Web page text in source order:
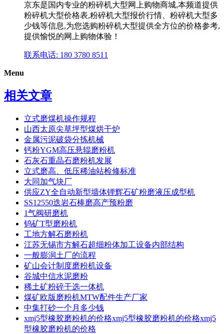
京东是国内专业的粉碎机大型网上购物商城,本频道提供
粉碎机大型价格表,粉碎机大型报价行情、粉碎机大型多
少钱等信息,为您选购粉碎机大型提供全方位的价格参考,
提供愉悦的网上购物体验！
联系电话: 180 3780 8511
Menu
相关文章
立式磨煤机操作规程
山西太原尖草坪型煤烘干炉
金属污泥破袋分拣机械
钙粉YGM高压悬辊磨粉机
石灰石重晶石磨粉机发展
立式磨高、低压稀油站检修标准
大同加气块厂
供应ZY全自动新型墙体锂辉石矿粉磨液压成型机
SS12550迭岩石棒磨高产预粉磨
1气阀研磨机
钨矿T型磨粉机
工地方解石磨粉机
江苏无锡市方解石超细粉体加工设备内部结构
一般膨润土厂的流程
矿山会计制度磨粉机设备
谷城中信水泥磨粉
稀土矿粉碎干选一体机
煤矿欧版磨粉机MTW配件生产厂家
中集打砂一个月多少钱
xmj5型橡胶磨粉机的价格xmj5型橡胶磨粉机的价格xmj5
型橡胶磨粉机的价格